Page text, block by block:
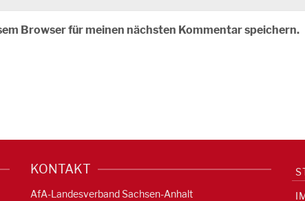
Browser für meinen nächsten Kommentar speichern.
KONTAKT
AfA-Landesverband Sachsen-Anhalt